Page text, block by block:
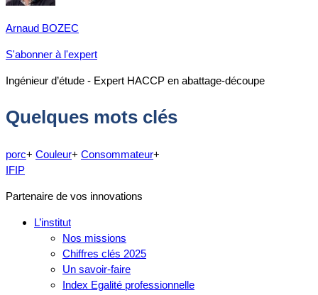
Arnaud BOZEC
S'abonner à l'expert
Ingénieur d’étude - Expert HACCP en abattage-découpe
Quelques mots clés
porc+ Couleur+ Consommateur+
IFIP
Partenaire de vos innovations
L’institut
Nos missions
Chiffres clés 2025
Un savoir-faire
Index Egalité professionnelle